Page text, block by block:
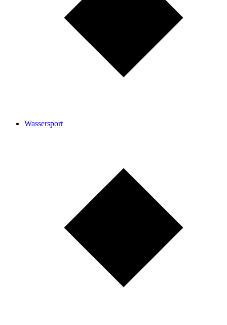
Wassersport